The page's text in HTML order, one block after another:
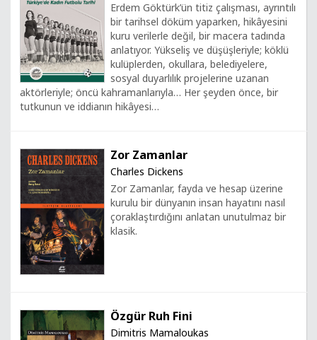
Erdem Göktürk’ün titiz çalışması, ayrıntılı
bir tarihsel döküm yaparken, hikâyesini
kuru verilerle değil, bir macera tadında
anlatıyor. Yükseliş ve düşüşleriyle; köklü
kulüplerden, okullara, belediyelere,
sosyal duyarlılık projelerine uzanan
aktörleriyle; öncü kahramanlarıyla… Her şeyden önce, bir
tutkunun ve iddianın hikâyesi…
Zor Zamanlar
Charles Dickens
Zor Zamanlar, fayda ve hesap üzerine
kurulu bir dünyanın insan hayatını nasıl
çoraklaştırdığını anlatan unutulmaz bir
klasik.
Özgür Ruh Fini
Dimitris Mamaloukas